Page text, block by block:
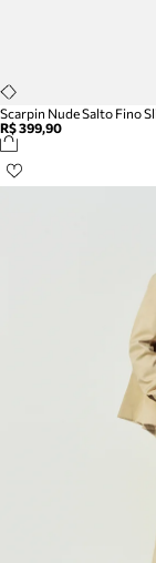
Scarpin Nude Salto Fino
R$ 399,90